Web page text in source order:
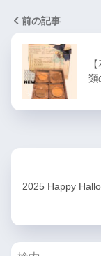
前の記事
類
2025 Happy